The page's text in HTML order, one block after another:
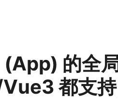
的全
都支持